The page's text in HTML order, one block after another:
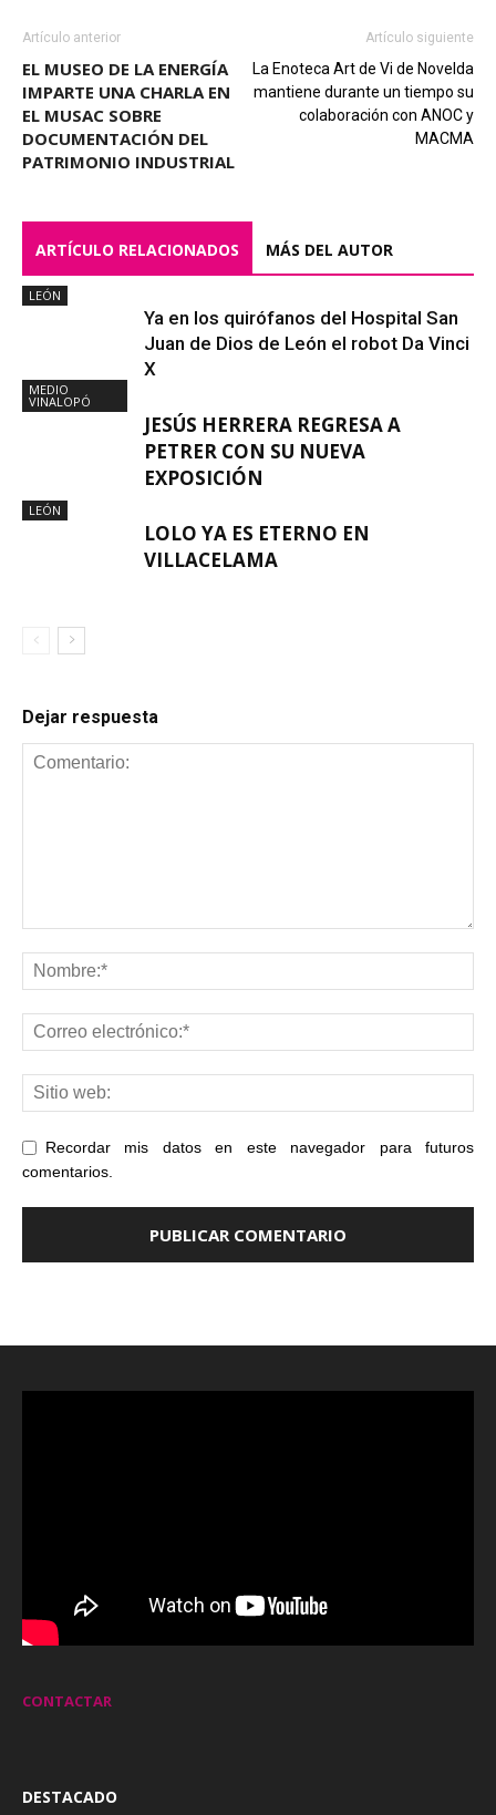
Artículo anterior
EL MUSEO DE LA ENERGÍA
IMPARTE UNA CHARLA EN
EL MUSAC SOBRE
DOCUMENTACIÓN DEL
PATRIMONIO INDUSTRIAL
Artículo siguiente
La Enoteca Art de Vi de Novelda
mantiene durante un tiempo su
colaboración con ANOC y
MACMA
ARTÍCULO RELACIONADOS MÁS DEL AUTOR
LEÓN
Ya en los quirófanos del Hospital San
Juan de Dios de León el robot Da Vinci
X
MEDIO
VINALOPÓ
JESÚS HERRERA REGRESA A
PETRER CON SU NUEVA
EXPOSICIÓN
LEÓN
LOLO YA ES ETERNO EN
VILLACELAMA
Dejar respuesta
Recordar mis datos en este navegador para futuros
comentarios.
CONTACTAR
DESTACADO